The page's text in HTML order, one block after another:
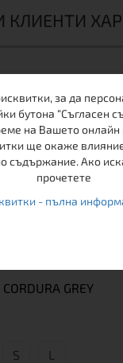
КЛИЕНТИ
GREY
S L
за да
бутона “Съгласен
на Вашето онлайн
ще окаже
съдържание. Ако
прочетете
- пълна